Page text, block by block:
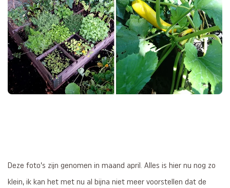
Deze foto’s zijn genomen in maand april. Alles is hier nu nog zo
klein, ik kan het met nu al bijna niet meer voorstellen dat de